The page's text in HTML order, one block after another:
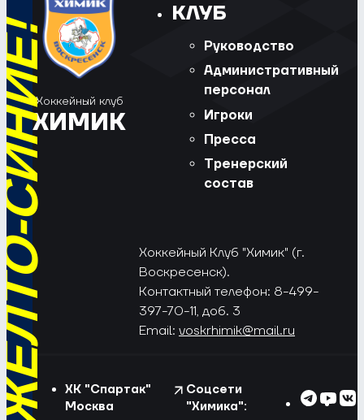
Хоккейный клуб
ХИМИК
КЛУБ
Руководство
Административный
персонал
Игроки
Пресса
Тренерский
состав
Хоккейный Клуб "Химик" (г.
Воскресенск).
Контактный телефон: 8-499-
397-70-11, доб. 3
Email: voskrhimik@mail.ru
ХК "Спартак"
Москва
Соцсети
"Химика":